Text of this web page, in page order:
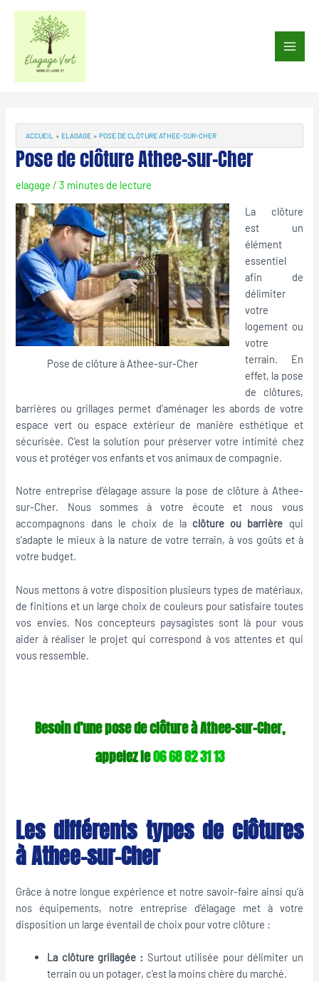
Aller
contenu
Main
ACCUEIL ELAGAGE POSE DE CLÔTURE ATHEE-SUR-CHER
Pose de clôture Athee-sur-Cher
elagage /3 minutes de lecture
Pose de clôture à Athee-sur-Cher
La clôture
est un
élément
essentiel
afin de
délimiter
votre
logement ou
votre
terrain. En
effet, la pose
de clôtures,
barrières ou grillages permet d’aménager les abords de votre
espace vert ou espace extérieur de manière esthétique et
sécurisée. C’est la solution pour préserver votre intimité chez
vous et protéger vos enfants et vos animaux de compagnie.
Notre entreprise d’élagage assure la pose de clôture à Athee-
sur-Cher. Nous sommes à votre écoute et nous vous
accompagnons dans le choix de la clôture ou barrière qui
s’adapte le mieux à la nature de votre terrain, à vos goûts et à
votre budget.
Nous mettons à votre disposition plusieurs types de matériaux,
de finitions et un large choix de couleurs pour satisfaire toutes
vos envies. Nos concepteurs paysagistes sont là pour vous
aider à réaliser le projet qui correspond à vos attentes et qui
vous ressemble.
Besoin d’une pose de clôture à Athee-sur-Cher,
appelez le06 68 82 31 13
Les différents types de clôtures
à Athee-sur-Cher
Grâce à notre longue expérience et notre savoir-faire ainsi qu’à
nos équipements, notre entreprise d’élagage met à votre
disposition un large éventail de choix pour votre clôture :
La clôture grillagée : Surtout utilisée pour délimiter un
terrain ou un potager, c’est la moins chère du marché.
articles